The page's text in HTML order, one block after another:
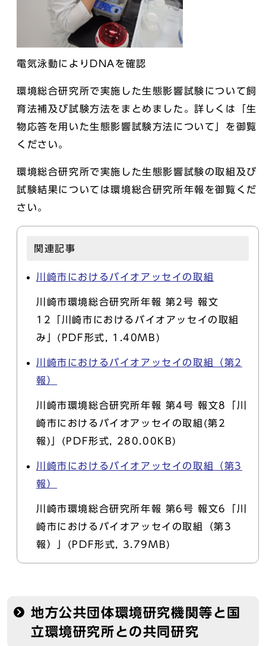
電気泳動によりDNAを確認
環境総合研究所で実施した生態影響試験について飼
育法補及び試験方法をまとめました。詳しくは「生
物応答を用いた生態影響試験方法について」を御覧
ください。
環境総合研究所で実施した生態影響試験の取組及び
試験結果については環境総合研究所年報を御覧くだ
さい。
関連記事
川崎市におけるバイオアッセイの取組
川崎市環境総合研究所年報 第2号 報文
12「川崎市におけるバイオアッセイの取組
み」(PDF形式, 1.40MB)
川崎市におけるバイオアッセイの取組（第2
報）
川崎市環境総合研究所年報 第4号 報文8「川
崎市におけるバイオアッセイの取組(第2
報)」(PDF形式, 280.00KB)
川崎市におけるバイオアッセイの取組（第3
報）
川崎市環境総合研究所年報 第6号 報文6「川
崎市におけるバイオアッセイの取組（第3
報）」(PDF形式, 3.79MB)
地方公共団体環境研究機関等と国
立環境研究所との共同研究